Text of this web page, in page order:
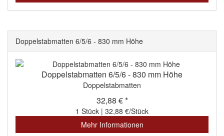
Doppelstabmatten 6/5/6 - 830 mm Höhe
Doppelstabmatten 6/5/6 - 830 mm Höhe
Doppelstabmatten
32,88 € *
1 Stück | 32,88 €/Stück
Mehr Informationen